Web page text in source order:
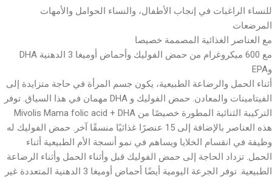
للنساء الراغبات في إنجاب الأطفال، والنساء الحوامل والأمهات
المرضعات
مع العناصر الغذائية المصممة خصيصا
مع 600 ميكروغرام من حمض الفوليك وأحماض أوميغا 3 الدهنية DHA
وEPA
أثناء الحمل والرضاعة الطبيعية، يكون جسم المرأة في حاجة متزايدة إلى
الفيتامينات والمعادن. حمض الفوليك و DHA مهمان في هذا السياق. توفر
التركيبة الثنائية المطورة خصيصًا من Mivolis Mama folic acid + DHA
هذه العناصر بالإضافة إلى 15 عنصرًا غذائيًا منسقًا آخر. حمض الفوليك له
وظيفة في انقسام الخلايا ويساهم في نمو أنسجة الأم الطبيعية أثناء
الحمل. تزداد الحاجة إلى حمض الفوليك قبل وأثناء الحمل وأثناء الرضاعة
الطبيعية. توفر الجرعة اليومية أيضًا أحماض أوميغا 3 الدهنية المتعددة غير